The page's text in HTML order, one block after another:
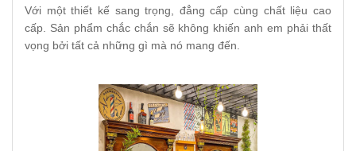
Với một thiết kế sang trọng, đẳng cấp cùng chất liệu cao
cấp. Sản phẩm chắc chắn sẽ không khiến anh em phải thất
vọng bởi tất cả những gì mà nó mang đến.